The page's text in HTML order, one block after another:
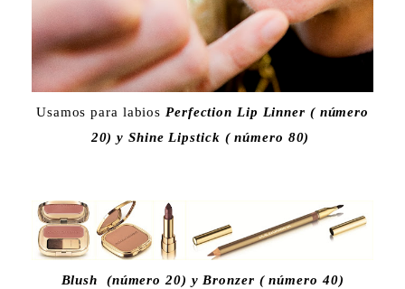
Usamos para labiosPerfection Lip Linner ( número
20) y Shine Lipstick ( número 80)
Blush (número 20) y Bronzer ( número 40)